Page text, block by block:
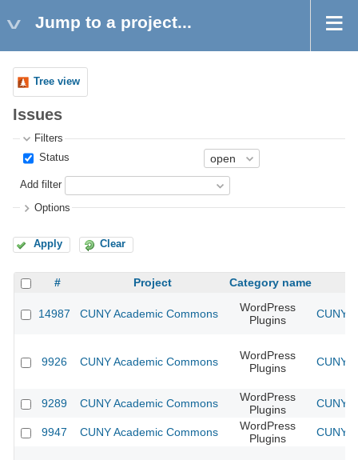
Jump to a project...
Tree view
Issues
Filters
Status
Add filter
Options
Apply Clear
# Project Category name
14987 CUNY Academic Commons
WordPress
Plugins
CUNY
9926 CUNY Academic Commons
WordPress
Plugins
CUNY
9289 CUNY Academic Commons
WordPress
Plugins
CUNY
9947 CUNY Academic Commons
WordPress
Plugins
CUNY